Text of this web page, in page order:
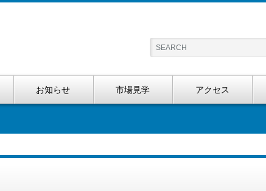
お知らせ 市場見学 アクセス